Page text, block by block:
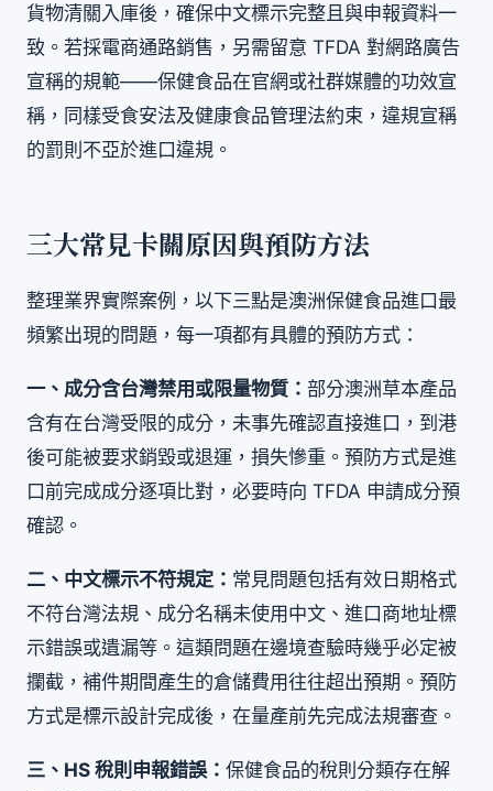
貨物清關入庫後，確保中文標示完整且與申報資料一
致。若採電商通路銷售，另需留意 TFDA 對網路廣告
宣稱的規範——保健食品在官網或社群媒體的功效宣
稱，同樣受食安法及健康食品管理法約束，違規宣稱
的罰則不亞於進口違規。
三大常見卡關原因與預防方法
整理業界實際案例，以下三點是澳洲保健食品進口最
頻繁出現的問題，每一項都有具體的預防方式：
一、成分含台灣禁用或限量物質： 部分澳洲草本產品
含有在台灣受限的成分，未事先確認直接進口，到港
後可能被要求銷毀或退運，損失慘重。預防方式是進
口前完成成分逐項比對，必要時向 TFDA 申請成分預
確認。
二、中文標示不符規定： 常見問題包括有效日期格式
不符台灣法規、成分名稱未使用中文、進口商地址標
示錯誤或遺漏等。這類問題在邊境查驗時幾乎必定被
攔截，補件期間產生的倉儲費用往往超出預期。預防
方式是標示設計完成後，在量產前先完成法規審查。
三、HS 稅則申報錯誤： 保健食品的稅則分類存在解